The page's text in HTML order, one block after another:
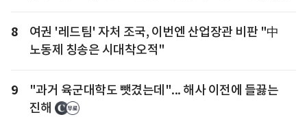
8
여권 '레드팀' 자처 조국, 이번엔 산업장관 비판 "中
노동제 칭송은 시대착오적"
9
"과거 육군대학도 뺏겼는데"... 해사 이전에 들끓는
진해